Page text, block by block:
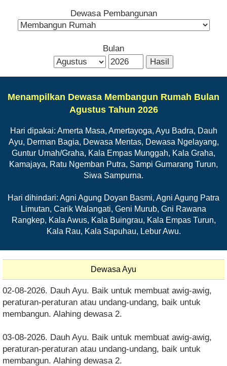
Dewasa Pembangunan
Bulan
Menampilkan Dewasa Membangun Rumah Bulan
Agustus Tahun 2026
Hari dipakai: Amerta Masa, Amertayoga, Ayu Badra, Dauh
Ayu, Derman Bagia, Dewasa Mentas, Dewasa Ngelayang,
Guntur Umah/Graha, Kala Empas Munggah, Kala Graha,
Kamajaya, Ratu Ngemban Putra, Sampi Gumarang Turun,
Siwa Sampurna.
Hari dihindari: Agni Agung Doyan Basmi, Agni Agung Patra
Limutan, Carik Walangati, Geni Murub, Gni Rawana
Rangkep, Kala Awus, Kala Buingrau, Kala Empas Turun,
Kala Rau, Kala Sapuhau, Lebur Awu.
Dewasa Ayu
02-08-2026. Dauh Ayu. Baik untuk membuat awig-awig,
peraturan-peraturan atau undang-undang, baik untuk
membangun. Alahing dewasa 2.
03-08-2026. Dauh Ayu. Baik untuk membuat awig-awig,
peraturan-peraturan atau undang-undang, baik untuk
membangun. Alahing dewasa 2.